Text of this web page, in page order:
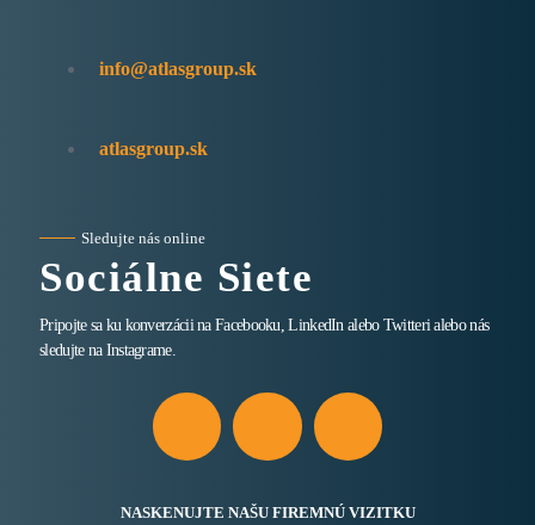
info@atlasgroup.sk
atlasgroup.sk
Sledujte nás online
Sociálne Siete
Pripojte sa ku konverzácii na Facebooku, LinkedIn alebo Twitteri alebo nás
sledujte na Instagrame.
NASKENUJTE NAŠU FIREMNÚ VIZITKU